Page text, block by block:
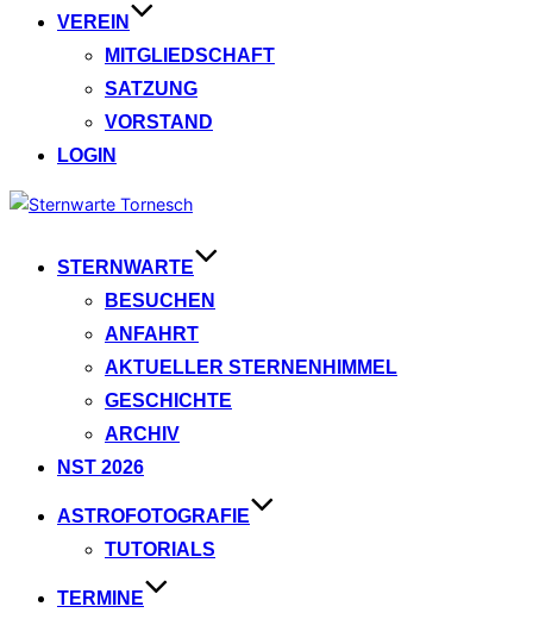
VEREIN
MITGLIEDSCHAFT
SATZUNG
VORSTAND
LOGIN
Zum
springenSTERNWARTE
BESUCHEN
ANFAHRT
AKTUELLER STERNENHIMMEL
GESCHICHTE
ARCHIV
NST 2026
ASTROFOTOGRAFIE
TUTORIALS
TERMINE